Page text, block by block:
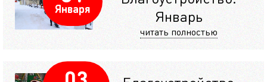
Января
Январь
читать полностью